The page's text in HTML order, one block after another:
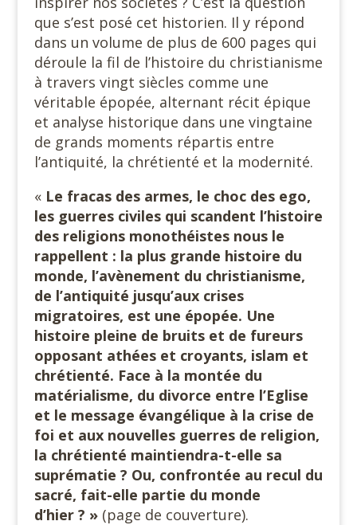
que s’est posé cet historien. Il y répond
dans un volume de plus de 600 pages qui
déroule la fil de l’histoire du christianisme
à travers vingt siècles comme une
véritable épopée, alternant récit épique
et analyse historique dans une vingtaine
de grands moments répartis entre
l’antiquité, la chrétienté et la modernité.
« Le fracas des armes, le choc des ego,
les guerres civiles qui scandent l’histoire
des religions monothéistes nous le
rappellent : la plus grande histoire du
monde, l’avènement du christianisme,
de l’antiquité jusqu’aux crises
migratoires, est une épopée. Une
histoire pleine de bruits et de fureurs
opposant athées et croyants, islam et
chrétienté. Face à la montée du
matérialisme, du divorce entre l’Eglise
et le message évangélique à la crise de
foi et aux nouvelles guerres de religion,
la chrétienté maintiendra-t-elle sa
suprématie ? Ou, confrontée au recul du
sacré, fait-elle partie du monde
d’hier ? » (page de couverture).